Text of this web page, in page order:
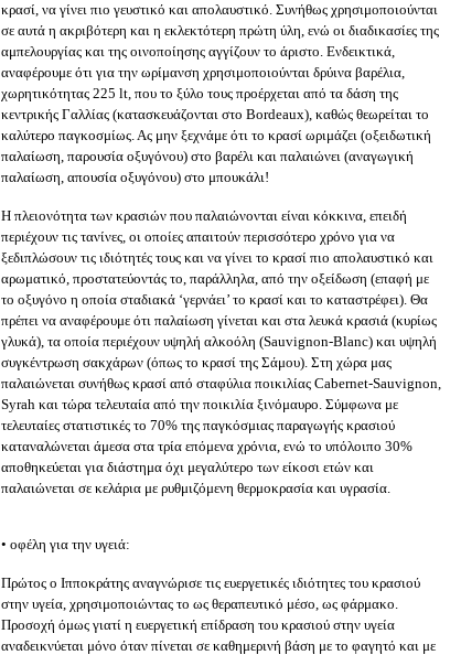
κρασί, να γίνει πιο γευστικό και απολαυστικό. Συνήθως χρησιμοποιούνται
σε αυτά η ακριβότερη και η εκλεκτότερη πρώτη ύλη, ενώ οι διαδικασίες της
αμπελουργίας και της οινοποίησης αγγίζουν το άριστο. Ενδεικτικά,
αναφέρουμε ότι για την ωρίμανση χρησιμοποιούνται δρύινα βαρέλια,
χωρητικότητας 225 lt, που το ξύλο τους προέρχεται από τα δάση της
κεντρικής Γαλλίας (κατασκευάζονται στο Bordeaux), καθώς θεωρείται το
καλύτερο παγκοσμίως. Ας μην ξεχνάμε ότι το κρασί ωριμάζει (οξειδωτική
παλαίωση, παρουσία οξυγόνου) στο βαρέλι και παλαιώνει (αναγωγική
παλαίωση, απουσία οξυγόνου) στο μπουκάλι!
Η πλειονότητα των κρασιών που παλαιώνονται είναι κόκκινα, επειδή
περιέχουν τις τανίνες, οι οποίες απαιτούν περισσότερο χρόνο για να
ξεδιπλώσουν τις ιδιότητές τους και να γίνει το κρασί πιο απολαυστικό και
αρωματικό, προστατεύοντάς το, παράλληλα, από την οξείδωση (επαφή με
το οξυγόνο η οποία σταδιακά ‘γερνάει’ το κρασί και το καταστρέφει). Θα
πρέπει να αναφέρουμε ότι παλαίωση γίνεται και στα λευκά κρασιά (κυρίως
γλυκά), τα οποία περιέχουν υψηλή αλκοόλη (Sauvignon-Blanc) και υψηλή
συγκέντρωση σακχάρων (όπως το κρασί της Σάμου). Στη χώρα μας
παλαιώνεται συνήθως κρασί από σταφύλια ποικιλίας Cabernet-Sauvignon,
Syrah και τώρα τελευταία από την ποικιλία ξινόμαυρο. Σύμφωνα με
τελευταίες στατιστικές το 70% της παγκόσμιας παραγωγής κρασιού
καταναλώνεται άμεσα στα τρία επόμενα χρόνια, ενώ το υπόλοιπο 30%
αποθηκεύεται για διάστημα όχι μεγαλύτερο των είκοσι ετών και
παλαιώνεται σε κελάρια με ρυθμιζόμενη θερμοκρασία και υγρασία.
• οφέλη για την υγειά:
Πρώτος ο Ιπποκράτης αναγνώρισε τις ευεργετικές ιδιότητες του κρασιού
στην υγεία, χρησιμοποιώντας το ως θεραπευτικό μέσο, ως φάρμακο.
Προσοχή όμως γιατί η ευεργετική επίδραση του κρασιού στην υγεία
αναδεικνύεται μόνο όταν πίνεται σε καθημερινή βάση με το φαγητό και με